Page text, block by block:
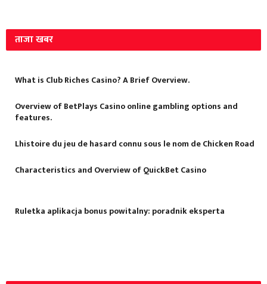
ताजा खबर
What is Club Riches Casino? A Brief Overview.
Overview of BetPlays Casino online gambling options and
features.
Lhistoire du jeu de hasard connu sous le nom de Chicken Road
Characteristics and Overview of QuickBet Casino
Ruletka aplikacja bonus powitalny: poradnik eksperta